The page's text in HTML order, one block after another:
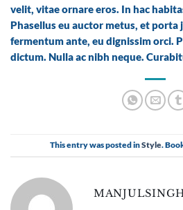
velit, vitae ornare eros. In hac
Phasellus eu auctor metus, et
fermentum ante, eu dignissim orci.
dictum. Nulla ac nibh neque.
This entry was posted inStyle.